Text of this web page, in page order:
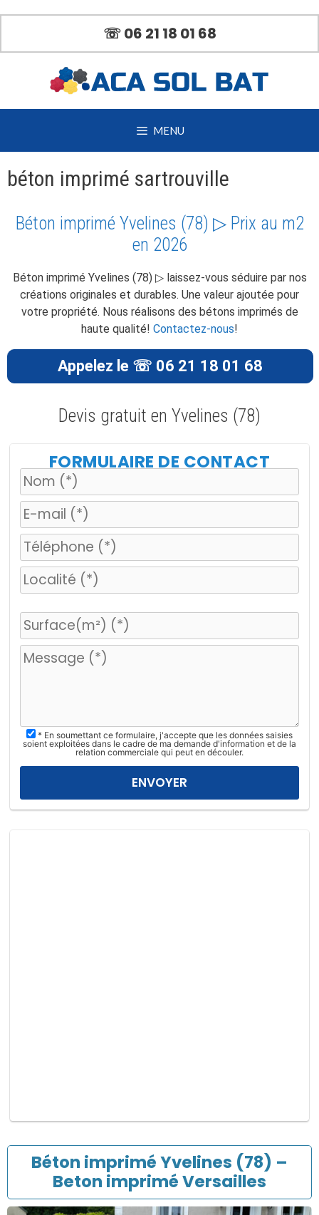
contenu
☏ 06 21 18 01 68
MENU
béton imprimé sartrouville
Béton imprimé Yvelines (78) ▷ Prix au m2
en 2026
Béton imprimé Yvelines (78) ▷ laissez-vous séduire par nos
créations originales et durables. Une valeur ajoutée pour
votre propriété. Nous réalisons des bétons imprimés de
haute qualité! Contactez-nous!
Appelez le ☏ 06 21 18 01 68
Devis gratuit en Yvelines (78)
FORMULAIRE DE CONTACT
u
z
s
* En soumettant ce formulaire, j'accepte que les données saisies
soient exploitées dans le cadre de ma demande d'information et de la
relation commerciale qui peut en découler.
Béton imprimé Yvelines (78) –
Beton imprimé Versailles